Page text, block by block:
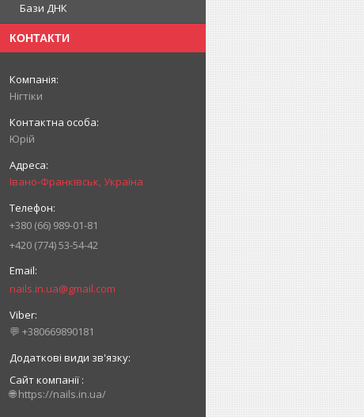
Бази ДНК
КОНТАКТИ
Нігтіки
Юрій
Івано-Франківськ, Україна
+380 (66) 989-01-81
+420 (774) 53-54-42
nails.in.ua@gmail.com
💬 +380669890181
Сайт компанії
🌐 https://nails.in.ua/